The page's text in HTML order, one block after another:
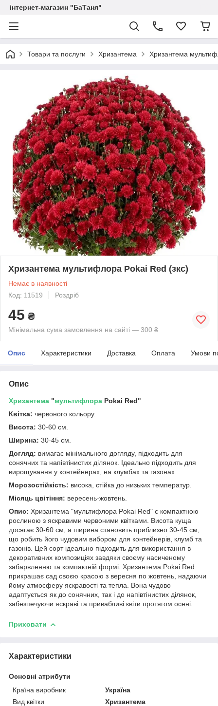
інтернет-магазин "БаТаня"
Товари та послуги Хризантема Хризантема
Хризантема мультифлора Pokai Red (зкс)
Немає в наявності
Код: 11519
Роздріб
45 ₴
Мінімальна сума замовлення на сайті — 300 ₴
Опис Характеристики Доставка Оплата Умови
Опис
Хризантема "мультифлора Pokai Red"
Квітка: червоного кольору.
Висота: 30-60 см.
Ширина: 30-45 см.
Догляд: вимагає мінімального догляду, підходить для
сонячних та напівтінистих ділянок. Ідеально підходить для
вирощування у контейнерах, на клумбах та газонах.
Морозостійкість: висока, стійка до низьких температур.
Місяць цвітіння: вересень-жовтень.
Опис: Хризантема "мультифлора Pokai Red" є компактною
рослиною з яскравими червоними квітками. Висота куща
досягає 30-60 см, а ширина становить приблизно 30-45 см,
що робить його чудовим вибором для контейнерів, клумб та
газонів. Цей сорт ідеально підходить для використання в
декоративних композиціях завдяки своєму насиченому
забарвленню та компактній формі. Хризантема Pokai Red
прикрашає сад своєю красою з вересня по жовтень, надаючи
йому атмосферу яскравості та тепла. Вона чудово
адаптується як до сонячних, так і до напівтінистих ділянок,
забезпечуючи яскраві та привабливі квіти протягом осені.
Приховати
Характеристики
Основні атрибути
Країна виробник
Україна
Вид квітки
Хризантема